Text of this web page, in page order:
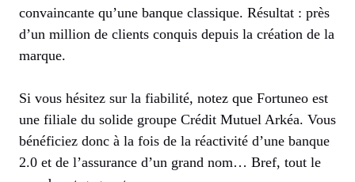
convaincante qu’une banque classique. Résultat : près
d’un million de clients conquis depuis la création de la
marque.
Si vous hésitez sur la fiabilité, notez que Fortuneo est
une filiale du solide groupe Crédit Mutuel Arkéa. Vous
bénéficiez donc à la fois de la réactivité d’une banque
2.0 et de l’assurance d’un grand nom… Bref, tout le